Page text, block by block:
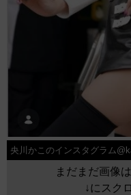
央川かこのインスタグラム
まだまだ画像
↓にスク